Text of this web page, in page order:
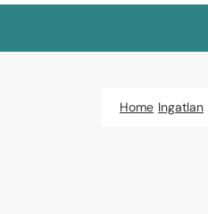
Home Ingatlan